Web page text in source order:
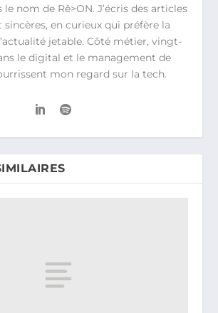
nom de Rê>ON. J’écris des articles
sincères, en curieux qui préfère la
jetable. Côté métier, vingt-
le digital et le management de
mon regard sur la tech.